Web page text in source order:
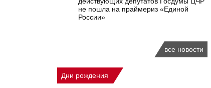
не пошла на праймериз «Единой
России»
все новости
Дни рождения